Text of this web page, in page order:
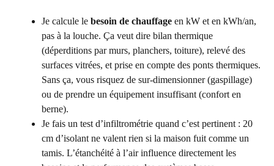
Je calcule le besoin de chauffage en kW et en kWh/an,
pas à la louche. Ça veut dire bilan thermique
(déperditions par murs, planchers, toiture), relevé des
surfaces vitrées, et prise en compte des ponts thermiques.
Sans ça, vous risquez de sur-dimensionner (gaspillage)
ou de prendre un équipement insuffisant (confort en
berne).
Je fais un test d’infiltrométrie quand c’est pertinent : 20
cm d’isolant ne valent rien si la maison fuit comme un
tamis. L’étanchéité à l’air influence directement les